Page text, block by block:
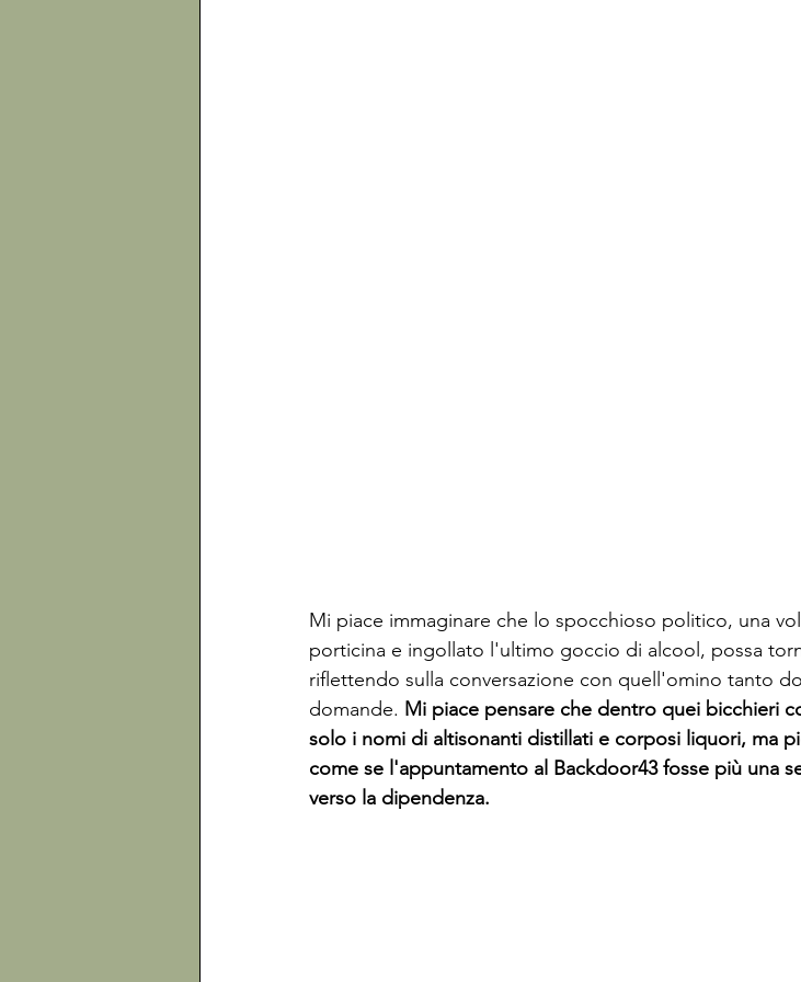
Mi piace immaginare che lo spocchioso politico, una
porticina e ingollato l'ultimo goccio di alcool, possa
riflettendo sulla conversazione con quell'omino tanto
domande. Mi piace pensare che dentro quei bicchieri
solo i nomi di altisonanti distillati e corposi liquori, ma
come se l'appuntamento al Backdoor43 fosse più una
verso la dipendenza.